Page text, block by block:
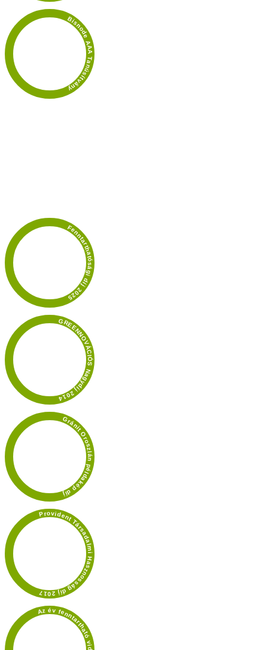
Bisnode AAA Tanúsítvány
Fenntarthatósági díj 2025
GREENNOVÁCIÓS Nagydíj 2014
Gránit Oroszlán példakép díj
Provident Társadalmi Hasznosság díj 2017